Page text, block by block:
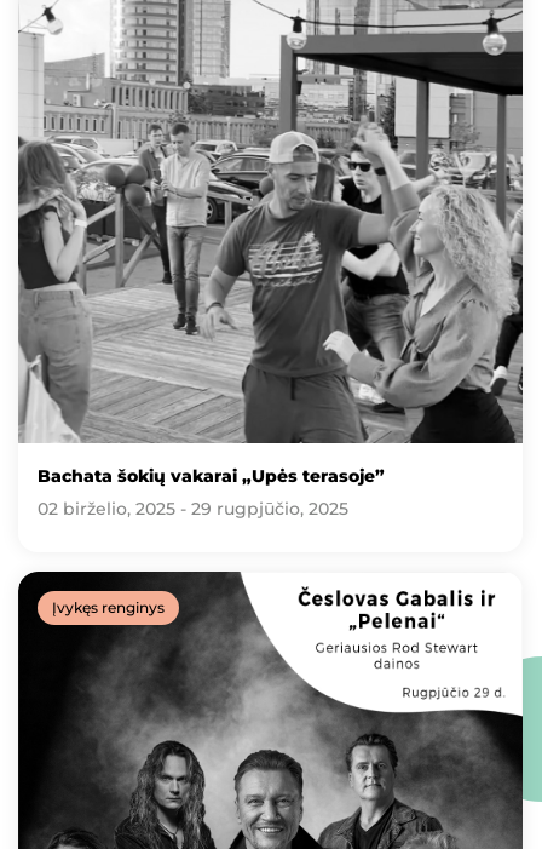
Bachata šokių vakarai „Upės terasoje”
02 birželio, 2025 - 29 rugpjūčio, 2025
Įvykęs renginys